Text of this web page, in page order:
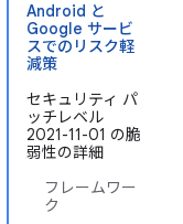
Android と
Google サービ
スでのリスク軽
減策
セキュリティ パ
ッチレベル
2021-11-01 の脆
弱性の詳細
フレームワー
ク